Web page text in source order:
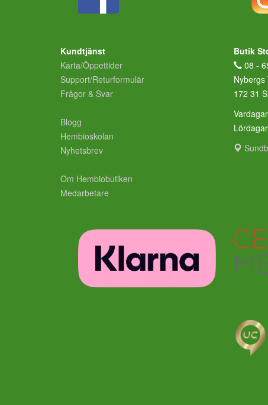
Kundtjänst
Karta/Öppettider
Support/Returformulär
Frågor & Svar
Blogg
Hembioskolan
Nyhetsbrev
Om Hembiobutiken
Medarbetare
Butik
08 -
Nybergs
172 31
Lördagar